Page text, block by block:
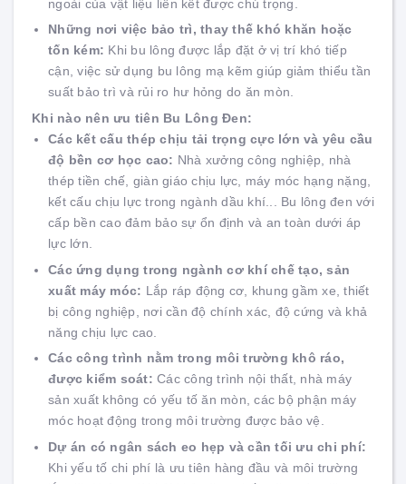
ngoài của vật liệu liên kết được chú trọng.
Những nơi việc bảo trì, thay thế khó khăn hoặc
tốn kém: Khi bu lông được lắp đặt ở vị trí khó tiếp
cận, việc sử dụng bu lông mạ kẽm giúp giảm thiểu tần
suất bảo trì và rủi ro hư hỏng do ăn mòn.
Khi nào nên ưu tiên Bu Lông Đen:
Các kết cấu thép chịu tải trọng cực lớn và yêu cầu
độ bền cơ học cao: Nhà xưởng công nghiệp, nhà
thép tiền chế, giàn giáo chịu lực, máy móc hạng nặng,
kết cấu chịu lực trong ngành dầu khí... Bu lông đen với
cấp bền cao đảm bảo sự ổn định và an toàn dưới áp
lực lớn.
Các ứng dụng trong ngành cơ khí chế tạo, sản
xuất máy móc: Lắp ráp động cơ, khung gầm xe, thiết
bị công nghiệp, nơi cần độ chính xác, độ cứng và khả
năng chịu lực cao.
Các công trình nằm trong môi trường khô ráo,
được kiểm soát: Các công trình nội thất, nhà máy
sản xuất không có yếu tố ăn mòn, các bộ phận máy
móc hoạt động trong môi trường được bảo vệ.
Dự án có ngân sách eo hẹp và cần tối ưu chi phí:
Khi yếu tố chi phí là ưu tiên hàng đầu và môi trường